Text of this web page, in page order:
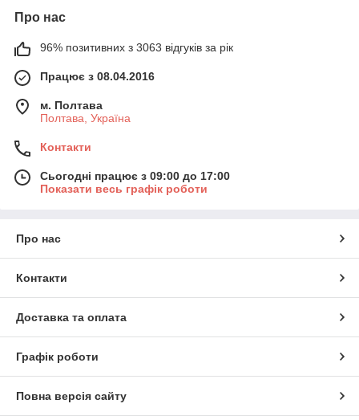
Про нас
96% позитивних з 3063 відгуків за рік
Працює з 08.04.2016
м. Полтава
Полтава, Україна
Контакти
Сьогодні працює з 09:00 до 17:00
Показати весь графік роботи
Про нас
Контакти
Доставка та оплата
Графік роботи
Повна версія сайту